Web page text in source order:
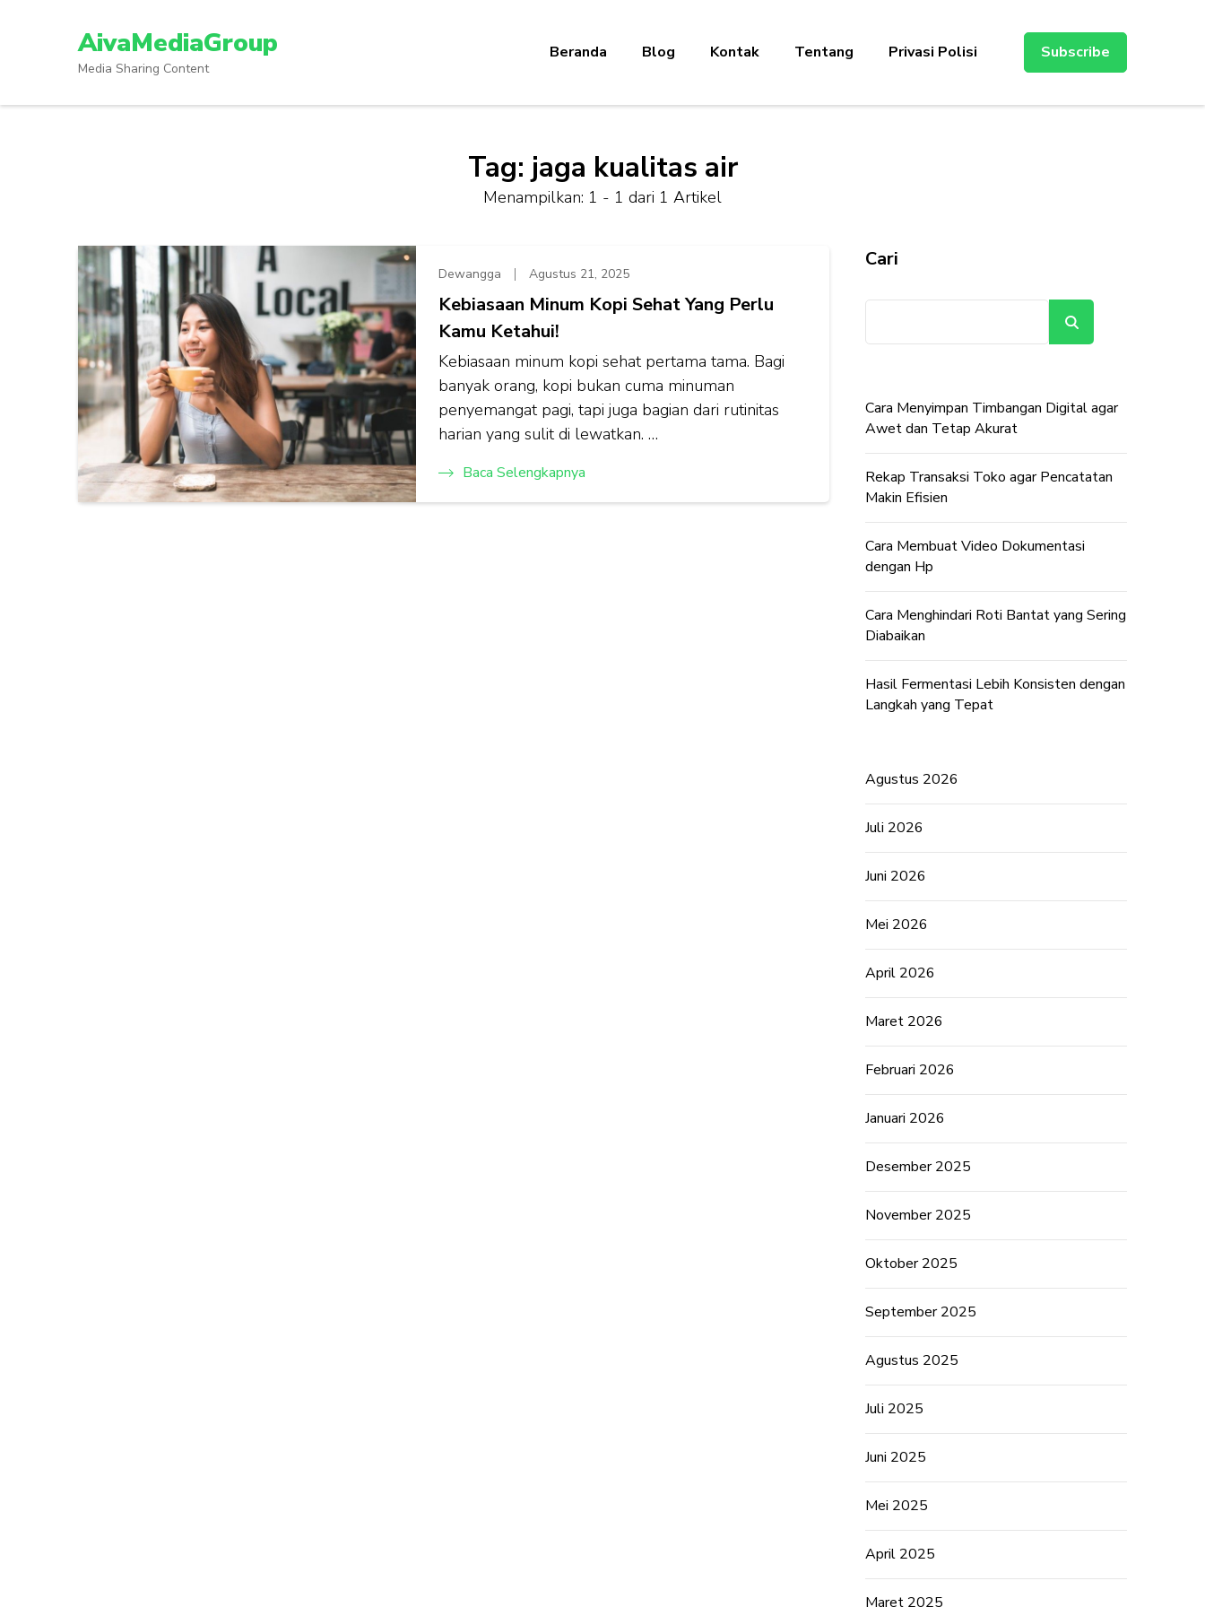
Enter)
AivaMediaGroup
Media Sharing Content
Beranda Blog Kontak Tentang Privasi Polisi Subscribe
Tag: jaga kualitas air
Menampilkan: 1 - 1 dari 1 Artikel
Dewangga Agustus 21, 2025
Kebiasaan Minum Kopi Sehat Yang Perlu
Kamu Ketahui!
Kebiasaan minum kopi sehat pertama tama. Bagi
banyak orang, kopi bukan cuma minuman
penyemangat pagi, tapi juga bagian dari rutinitas
harian yang sulit di lewatkan. …
Baca Selengkapnya
Cari
Cara Menyimpan Timbangan Digital agar
Awet dan Tetap Akurat
Rekap Transaksi Toko agar Pencatatan
Makin Efisien
Cara Membuat Video Dokumentasi
dengan Hp
Cara Menghindari Roti Bantat yang Sering
Diabaikan
Hasil Fermentasi Lebih Konsisten dengan
Langkah yang Tepat
Agustus 2026
Juli 2026
Juni 2026
Mei 2026
April 2026
Maret 2026
Februari 2026
Januari 2026
Desember 2025
November 2025
Oktober 2025
September 2025
Agustus 2025
Juli 2025
Juni 2025
Mei 2025
April 2025
Maret 2025